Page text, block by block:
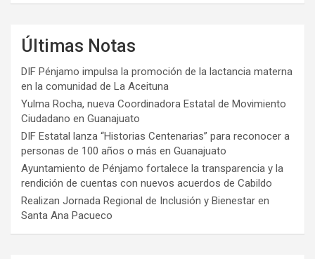
Últimas Notas
DIF Pénjamo impulsa la promoción de la lactancia materna
en la comunidad de La Aceituna
Yulma Rocha, nueva Coordinadora Estatal de Movimiento
Ciudadano en Guanajuato
DIF Estatal lanza “Historias Centenarias” para reconocer a
personas de 100 años o más en Guanajuato
Ayuntamiento de Pénjamo fortalece la transparencia y la
rendición de cuentas con nuevos acuerdos de Cabildo
Realizan Jornada Regional de Inclusión y Bienestar en
Santa Ana Pacueco